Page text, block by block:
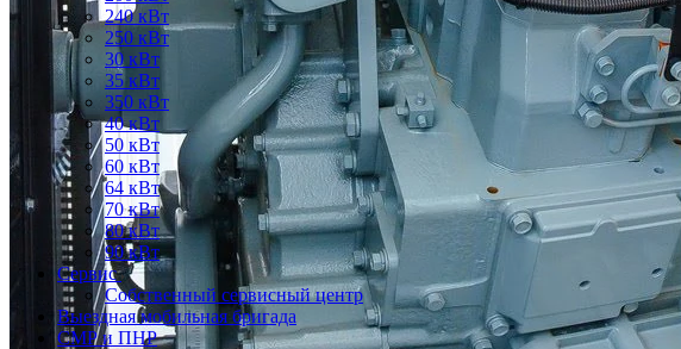
240 кВт
250 кВт
30 кВт
35 кВт
350 кВт
40 кВт
50 кВт
60 кВт
64 кВт
70 кВт
80 кВт
90 кВт
Сервис
Собственный сервисный центр
Выездная мобильная бригада
СМР и ПНР